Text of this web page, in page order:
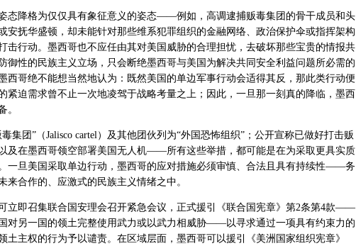
态降格为仅仅具有象征意义的姿态——例如，高调逮捕贩毒集团的骨干成员和头
安抚华盛顿，却未能针对那些维系犯罪组织的金融网络、政治保护伞或指挥架构
击行动。墨西哥也不应任由其对美国威胁的合理担忧，去破坏那些宝贵的情报共
御性的民族主义立场，只会断绝墨西哥与美国为解决共同安全利益问题所必需的
西哥绝不能想当然地认为：既然美国的单边军事行动会适得其反，那此类行动便
紧迫需求曾不止一次地凌驾于战略考量之上；因此，一旦那一刻真的降临，墨西
。
集团”（Jalisco cartel）及其他团伙列为“外国恐怖组织”；公开宣称已做好打击贩
及在墨西哥领空部署美国无人机——所有这些举措，都可能是在为采取更具实质
一旦美国采取单边行动，墨西哥的应对措施必须审慎、合法且具有持续性——务
来合作的、应激式的民族主义情绪之中。
立即召集联合国安理会召开紧急会议，正式援引《联合国宪章》第2条第4款——
对另一国的领土完整使用武力或以武力相威胁——以寻求通过一项具有约束力的
土主权的行为予以谴责。在区域层面，墨西哥可以援引《美洲国家组织宪章》